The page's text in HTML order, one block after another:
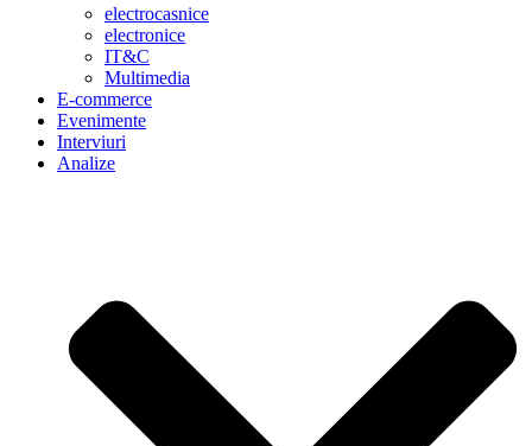
electrocasnice
electronice
IT&C
Multimedia
E-commerce
Evenimente
Interviuri
Analize